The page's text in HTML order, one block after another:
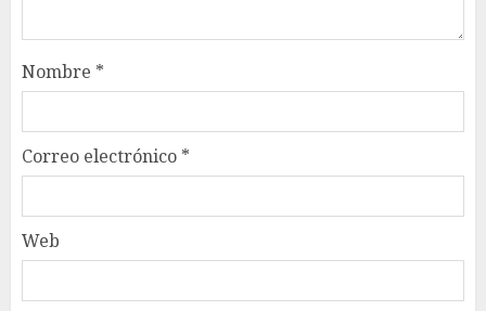
Nombre *
Correo electrónico *
Web